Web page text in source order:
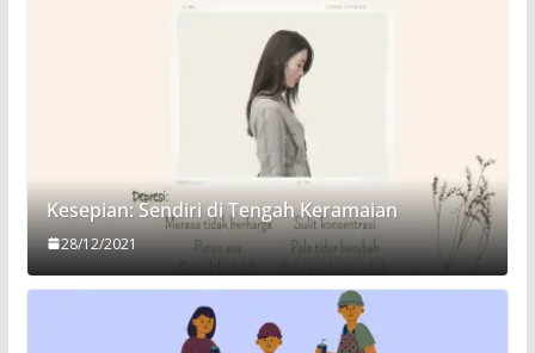
Kesepian: Sendiri di Tengah Keramaian
28/12/2021